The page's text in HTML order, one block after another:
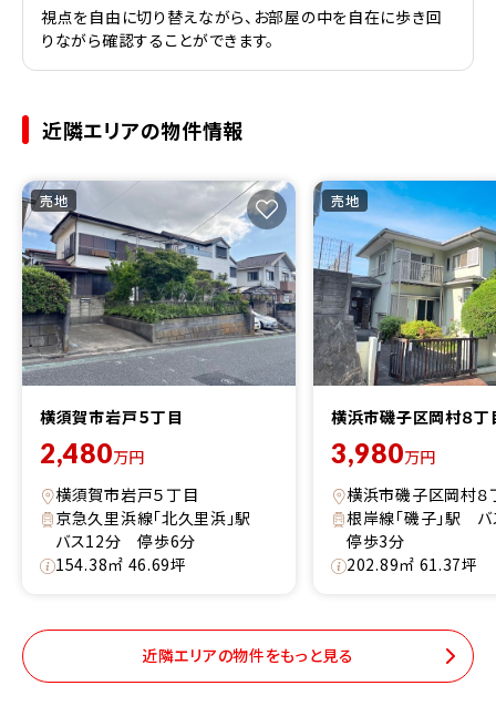
視点を自由に切り替えながら、お部屋の中を自在に歩き回
りながら確認することができます。
近隣エリアの物件情報
売地
横須賀市岩戸５丁目
2,480万円
横須賀市岩戸５丁目
京急久里浜線「北久里浜」駅
バス12分 停歩6分
154.38㎡ 46.69坪
売地
横浜市磯子区岡村８丁
3,980万円
横浜市磯子区岡村８
根岸線「磯子」駅
停歩3分
202.89㎡ 61.37坪
近隣エリアの物件をもっと見る